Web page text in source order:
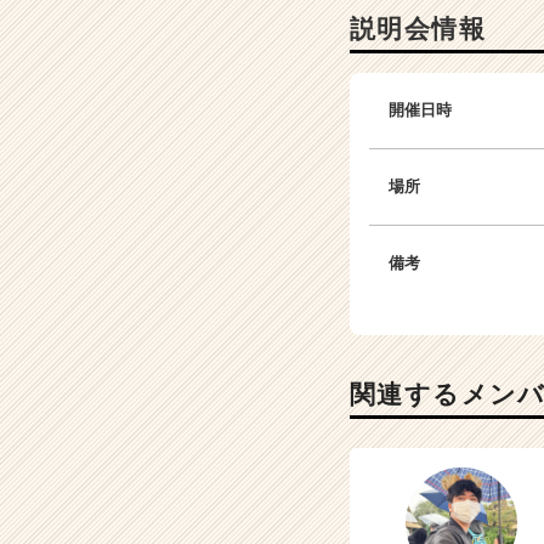
説明会情報
開催日時
場所
備考
関連するメン